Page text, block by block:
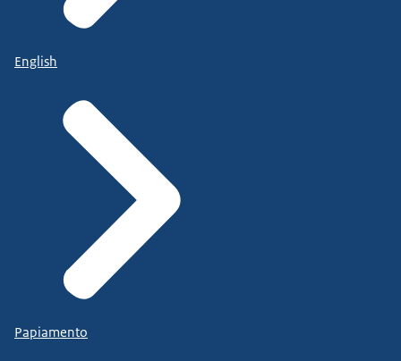
English
Papiamento